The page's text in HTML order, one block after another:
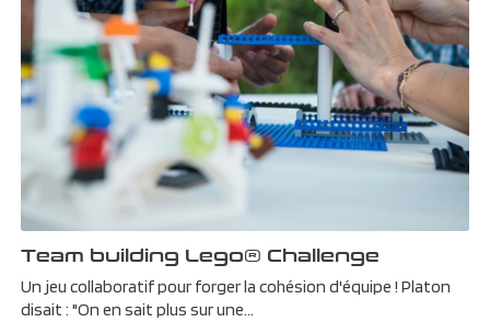
Team building Lego® Challenge
Un jeu collaboratif pour forger la cohésion d'équipe ! Platon
disait : "On en sait plus sur une...